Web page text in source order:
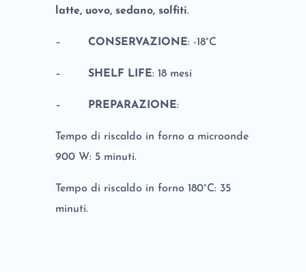
latte, uovo, sedano, solfiti.
– CONSERVAZIONE: -18°C
– SHELF LIFE: 18 mesi
– PREPARAZIONE:
Tempo di riscaldo in forno a microonde
900 W: 5 minuti.
Tempo di riscaldo in forno 180°C: 35
minuti.